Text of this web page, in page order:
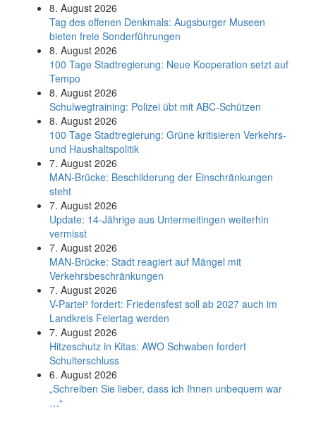
8. August 2026
Tag des offenen Denkmals: Augsburger Museen
bieten freie Sonderführungen
8. August 2026
100 Tage Stadtregierung: Neue Kooperation setzt auf
Tempo
8. August 2026
Schul­weg­trai­ning: Poli­zei übt mit ABC-Schüt­zen
8. August 2026
100 Tage Stadtregierung: Grüne kritisieren Verkehrs-
und Haushaltspolitik
7. August 2026
MAN-Brücke: Beschilderung der Einschränkungen
steht
7. August 2026
Update: 14-Jährige aus Untermeitingen weiterhin
vermisst
7. August 2026
MAN-Brücke: Stadt reagiert auf Mängel mit
Verkehrsbeschränkungen
7. August 2026
V-Partei­³ fordert: Friedens­fest soll ab 2027 auch im
Land­kreis Feier­tag werden
7. August 2026
Hitzeschutz in Kitas: AWO Schwaben fordert
Schulterschluss
6. August 2026
„Schreiben Sie lieber, dass ich Ihnen unbequem war
…“